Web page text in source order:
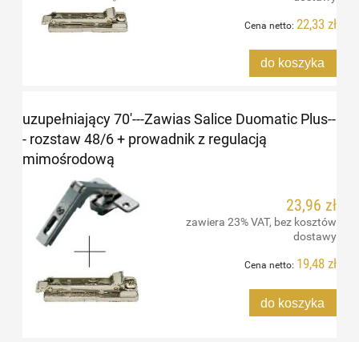
Cena netto: 22,33 zł
do koszyka
uzupełniający 70'---Zawias Salice Duomatic Plus--
- rozstaw 48/6 + prowadnik z regulacją
mimośrodową
23,96 zł
zawiera 23% VAT, bez kosztów
dostawy
Cena netto: 19,48 zł
do koszyka